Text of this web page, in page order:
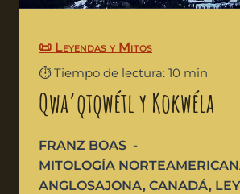
📜 Leyendas y Mitos
⏱️ Tiempo de lectura: 10 min
Qwa’qtqwétl y Kokwéla
FRANZ BOAS
MITOLOGÍA
ANGLOSAJONA, CANADÁ,